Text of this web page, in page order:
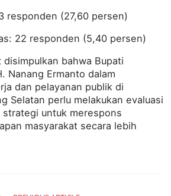
responden (27,60 persen)
22 responden (5,40 persen)
bahwa Bupati
Nanang Ermanto dalam
dan pelayanan publik di
Selatan perlu melakukan evaluasi
strategi untuk merespons
masyarakat secara lebih